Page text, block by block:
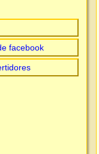
facebook